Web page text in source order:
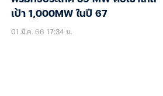
เป้า 1,000MW ในปี 67
01 มี.ค. 66 17:34 น.